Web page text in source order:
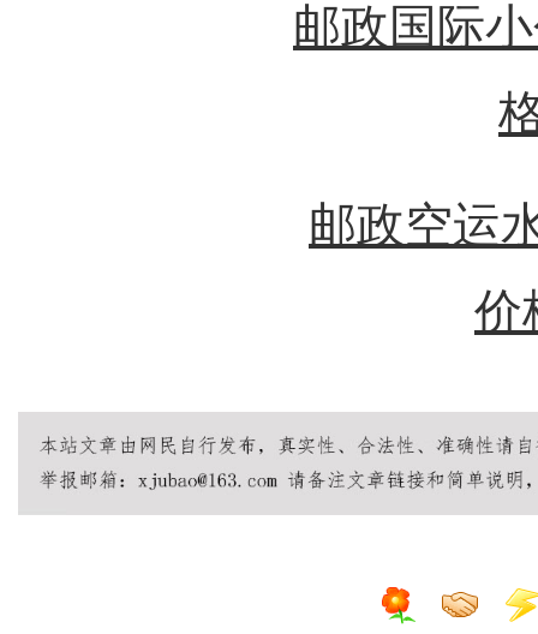
邮政国际
邮政空运
价